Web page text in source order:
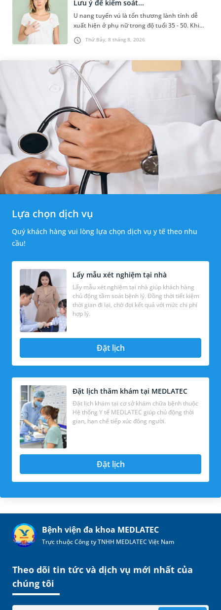
Thứ Bảy, 8 tháng 8, 2026
Lưu ý để kiểm soát...
U nang tuyến vú là tổn thương lành tính dễ
xuất hiện ở phụ nữ trong độ tuổi 35 - 50. Khi
được chẩn đoán mắc bệnh, nhiều người
thường băn khoăn u nang tuyến v...
Lựa chọn dịch vụ
Quý khách hàng vui lòng lựa chọn dịch vụ y tế theo nhu
cầu!
Lấy mẫu xét nghiệm tại nhà
Lấy mẫu xét nghiệm tại nhà giúp khách hàng
chủ động tầm soát bệnh lý. Đồng thời tiết kiệm
thời gian đi lại, chờ đợi kết quả với mức chi phí
hợp lý.
Đặt lịch
Đặt lịch thăm khám tại MEDLATEC
Đặt lịch khám tại cơ sở khám chữa bệnh thuộc
Hệ thống Y tế MEDLATEC giúp chủ động thời
gian, hạn chế tiếp xúc đông người.
Đặt lịch
Bệnh viện đa khoa MEDLATEC
Trực thuộc Công ty TNHH MEDLATEC Việt Nam
Theo dõi tin tức và dịch vụ mới nhất của
chúng tôi